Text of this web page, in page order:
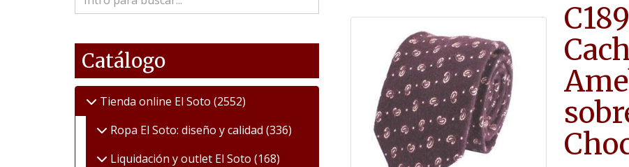
Catálogo
Tienda online El Soto (2552)
Ropa El Soto: diseño y calidad (336)
Liquidación y outlet El Soto (168)